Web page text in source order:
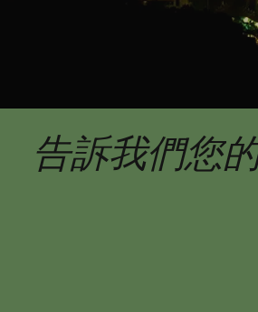
告訴我們您